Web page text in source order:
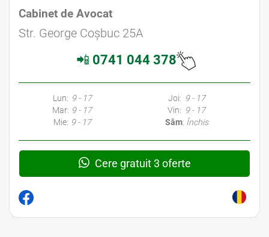
Cabinet de Avocat
Str. George Coșbuc 25A
📲 0741 044 378
Lun: 9 - 17
Mar: 9 - 17
Mie: 9 - 17
Joi: 9 - 17
Vin: 9 - 17
Sâm: Închis
Cere gratuit 3 oferte